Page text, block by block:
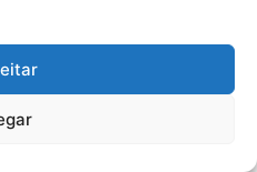
e
realizam
no RN